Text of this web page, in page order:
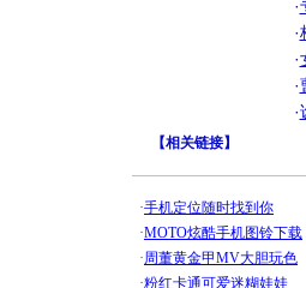
·
·
·
·
·
【相关链接】